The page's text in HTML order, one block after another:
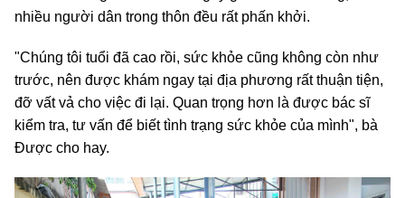
nhiều người dân trong thôn đều rất phấn khởi.
"Chúng tôi tuổi đã cao rồi, sức khỏe cũng không còn như
trước, nên được khám ngay tại địa phương rất thuận tiện,
đỡ vất vả cho việc đi lại. Quan trọng hơn là được bác sĩ
kiểm tra, tư vấn để biết tình trạng sức khỏe của mình", bà
Được cho hay.